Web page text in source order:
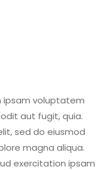
ipsam voluptatem
aut fugit, quia.
sed do eiusmod
magna aliqua.
exercitation ipsam